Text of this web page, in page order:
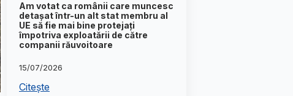
Am votat ca românii care muncesc
detașat într-un alt stat membru al
UE să fie mai bine protejați
împotriva exploatării de către
companii răuvoitoare
15/07/2026
Citește